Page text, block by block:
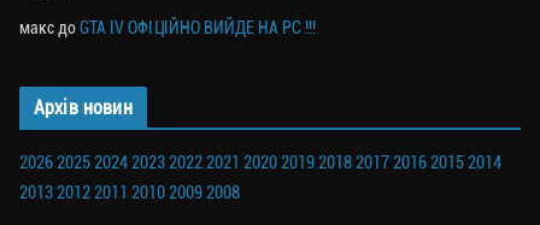
максдоGTA IV ОФІЦІЙНО ВИЙДЕ НА PC !!!
Архів новин
202620252024202320222021 2020201920182017201620152014
201320122011 201020092008